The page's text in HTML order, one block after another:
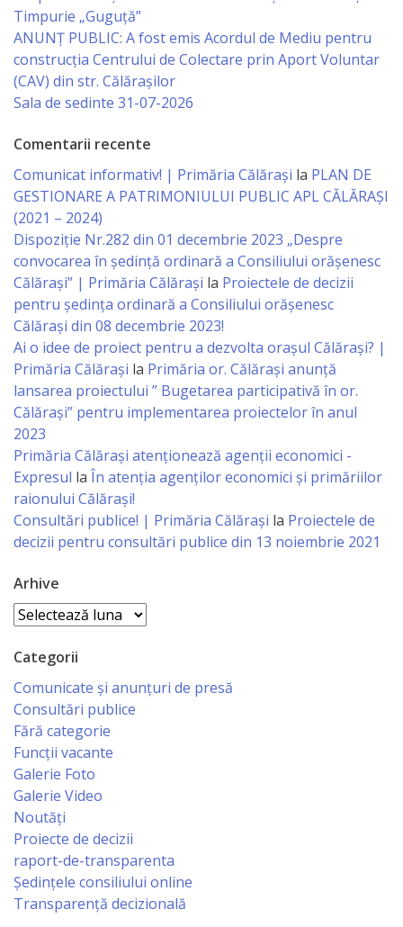
şi
Comerţ
Specialist
în
Problemele
Tineretului
şi
Sportului
Specialist
pentru
Planificare,
Economist
Primar
Viceprimarii
Relații
cu
Publicul,
Operator
CISC
Organigrama
Regulament
Consiliul
local
Timpurie „Guguță”
ANUNȚ PUBLIC: A fost emis Acordul de Mediu pentru
construcția Centrului de Colectare prin Aport Voluntar
(CAV) din str. Călărașilor
Sala de sedinte 31-07-2026
Comentarii recente
Comunicat informativ! | Primăria Călărași la PLAN DE
GESTIONARE A PATRIMONIULUI PUBLIC APL CĂLĂRAȘI
(2021 – 2024)
Dispoziție Nr.282 din 01 decembrie 2023 „Despre
convocarea în ședință ordinară a Consiliului orășenesc
Călărași” | Primăria Călărași la Proiectele de decizii
pentru ședința ordinară a Consiliului orășenesc
Călărași din 08 decembrie 2023!
Ai o idee de proiect pentru a dezvolta orașul Călărași? |
Primăria Călărași la Primăria or. Călărași anunță
lansarea proiectului ” Bugetarea participativă în or.
Călărași” pentru implementarea proiectelor în anul
2023
Primăria Călăraşi atenţionează agenţii economici -
Expresul la În atenția agenților economici și primăriilor
raionului Călărași!
Consultări publice! | Primăria Călărași la Proiectele de
decizii pentru consultări publice din 13 noiembrie 2021
Arhive
Arhive
Categorii
Comunicate și anunțuri de presă
Consultări publice
Fără categorie
Funcții vacante
Galerie Foto
Galerie Video
Noutăți
Proiecte de decizii
raport-de-transparenta
Ședințele consiliului online
Transparență decizională